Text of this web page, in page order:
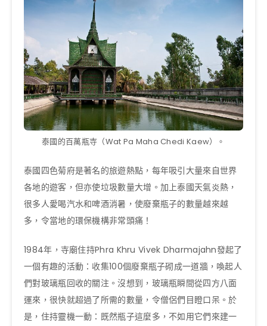
泰國的百萬瓶寺（Wat Pa Maha Chedi Kaew）。
泰國四色菊府是著名的旅遊熱點，每年吸引大量來自世界
各地的遊客，但亦使垃圾數量大增。加上泰國天氣炎熱，
很多人愛喝汽水和啤酒消暑，使廢棄瓶子的數量越來越
多，令當地的環保機構非常頭痛！
1984年，寺廟住持Phra Khru Vivek Dharmajahn發起了
一個有趣的活動：收集100個廢棄瓶子砌成一道牆，喚起人
們對玻璃瓶回收的關注。沒想到，玻璃瓶瞬間從四方八面
運來，很快就超過了所需的數量，令僧侶們目瞪口呆。於
是，住持靈機一動：既然瓶子這麼多，不如用它們來建一